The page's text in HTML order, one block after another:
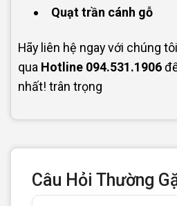
Quạt trần cánh gỗ
Hãy liên hệ ngay với chúng tôi
qua Hotline 094.531.1906
nhất! trân trọng
Câu Hỏi Thường